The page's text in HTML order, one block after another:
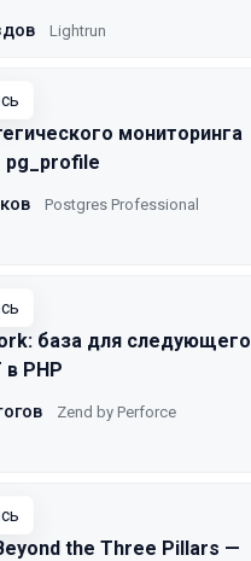
Lightrun
мониторинга
pg_profile
Postgres Professional
база для следующего
в PHP
Zend by Perforce
the Three Pillars —